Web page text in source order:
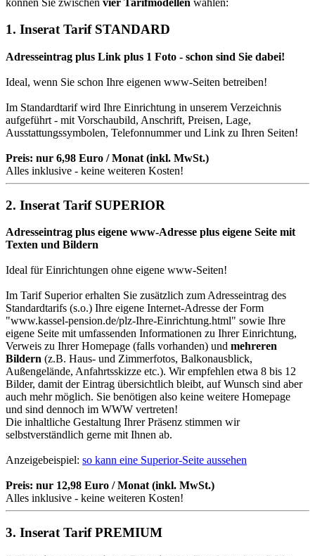
1. Inserat Tarif STANDARD
Adresseintrag plus Link plus 1 Foto - schon sind Sie dabei!
Ideal, wenn Sie schon Ihre eigenen www-Seiten betreiben!
Im Standardtarif wird Ihre Einrichtung in unserem Verzeichnis
aufgeführt - mit Vorschaubild, Anschrift, Preisen, Lage,
Ausstattungssymbolen, Telefonnummer und Link zu Ihren Seiten!
Preis: nur 6,98 Euro / Monat (inkl. MwSt.)
Alles inklusive - keine weiteren Kosten!
2. Inserat Tarif SUPERIOR
Adresseintrag plus eigene www-Adresse plus eigene Seite mit
Texten und Bildern
Ideal für Einrichtungen ohne eigene www-Seiten!
Im Tarif Superior erhalten Sie zusätzlich zum Adresseintrag des
Standardtarifs (s.o.) Ihre eigene Internet-Adresse der Form
"www.kassel-pension.de/plz-Ihre-Einrichtung.html" sowie Ihre
eigene Seite mit umfassenden Informationen zu Ihrer Einrichtung,
Verweis zu Ihrer Homepage (falls vorhanden) und mehreren
Bildern (z.B. Haus- und Zimmerfotos, Balkonausblick,
Außengelände, Anfahrtsskizze etc.). Wir empfehlen etwa 8 bis 12
Bilder, damit der Eintrag übersichtlich bleibt, auf Wunsch sind aber
auch mehr möglich. Sie benötigen also keine weitere Homepage
und sind dennoch im WWW vertreten!
Die inhaltliche Gestaltung Ihrer Präsenz stimmen wir
selbstverständlich gerne mit Ihnen ab.
Anzeigebeispiel: so kann eine Superior-Seite aussehen
Preis: nur 12,98 Euro / Monat (inkl. MwSt.)
Alles inklusive - keine weiteren Kosten!
3. Inserat Tarif PREMIUM